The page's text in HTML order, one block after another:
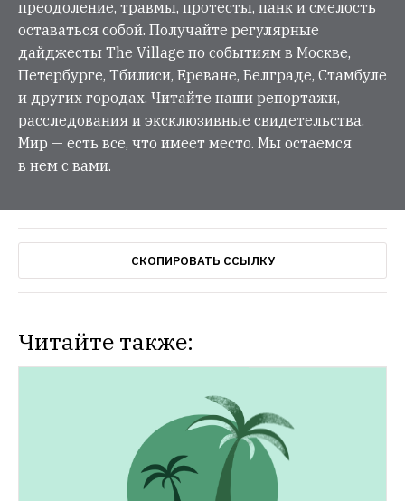
преодоление, травмы, протесты, панк и смелость
оставаться собой. Получайте регулярные
дайджесты The Village по событиям в Москве,
Петербурге, Тбилиси, Ереване, Белграде, Стамбуле
и других городах. Читайте наши репортажи,
расследования и эксклюзивные свидетельства.
Мир — есть все, что имеет место. Мы остаемся
в нем с вами.
СКОПИРОВАТЬ ССЫЛКУ
Читайте также: